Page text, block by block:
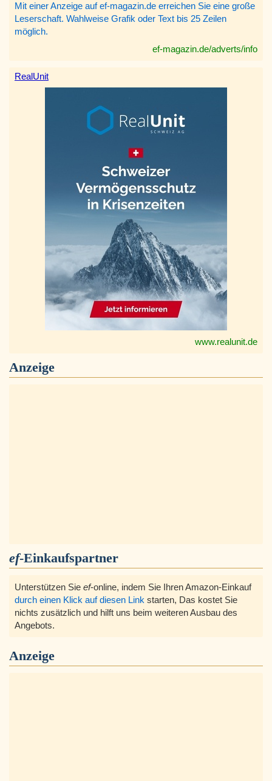
Mit einer Anzeige auf ef-magazin.de erreichen Sie eine große
Leserschaft. Wahlweise Grafik oder Text bis 25 Zeilen
möglich.
ef-magazin.de/adverts/info
RealUnit
www.realunit.de
Anzeige
ef-Einkaufspartner
Unterstützen Sie ef-online, indem Sie Ihren Amazon-Einkauf
durch einen Klick auf diesen Link starten, Das kostet Sie
nichts zusätzlich und hilft uns beim weiteren Ausbau des
Angebots.
Anzeige